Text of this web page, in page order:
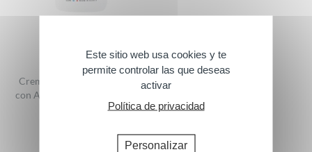
Crema de ducha enriquecida
con Aceite de Almendra Dulce
Este sitio web usa cookies y te
permite controlar las que deseas
activar
Política de privacidad
Personalizar